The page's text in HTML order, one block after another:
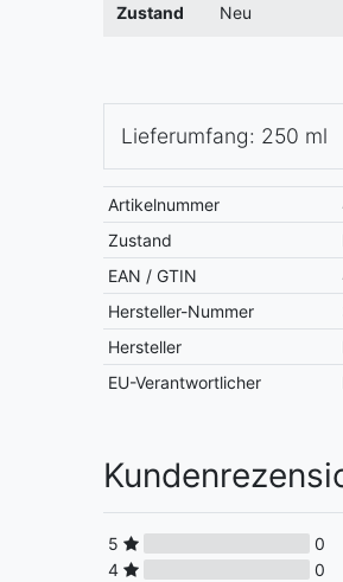
Zustand Neu
Lieferumfang: 250 ml
Artikelnummer
Zustand
EAN / GTIN
Hersteller-Nummer
Hersteller
EU-Verantwortlicher
5
0
4
0